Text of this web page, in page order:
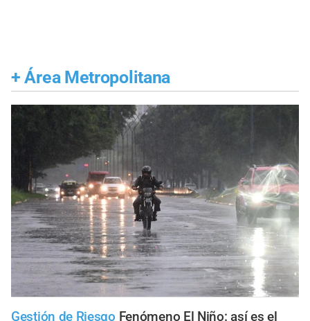
+ Área Metropolitana
Gestión de Riesgo Fenómeno El Niño: así es el